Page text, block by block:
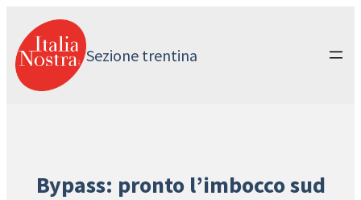
contenuto
Sezione trentina
Bypass: pronto l’imbocco sud